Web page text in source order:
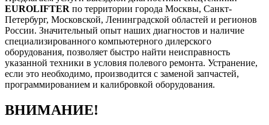
EUROLIFTER по территории города Москвы, Санкт-
Петербург, Московской, Ленинградской областей и регионов
России. Значительный опыт наших диагностов и наличие
специализированного компьютерного дилерского
оборудования, позволяет быстро найти неисправность
указанной техники в условия полевого ремонта. Устранение,
если это необходимо, производится с заменой запчастей,
программированием и калибровкой оборудования.
ВНИМАНИЕ!